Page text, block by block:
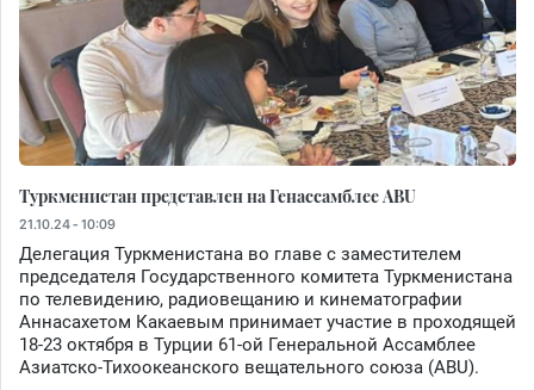
Туркменистан представлен на Генассамблее ABU
21.10.24 - 10:09
Делегация Туркменистана во главе с заместителем
председателя Государственного комитета Туркменистана
по телевидению, радиовещанию и кинематографии
Аннасахетом Какаевым принимает участие в проходящей
18-23 октября в Турции 61-ой Генеральной Ассамблее
Азиатско-Тихоокеанского вещательного союза (ABU).